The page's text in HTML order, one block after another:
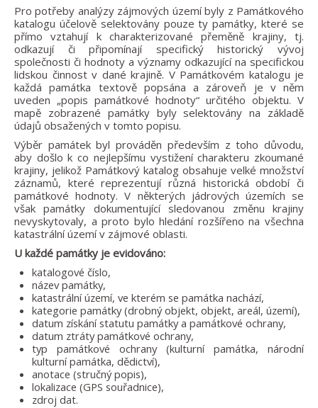
Pro potřeby analýzy zájmových území byly z Památkového
katalogu účelově selektovány pouze ty památky, které se
přímo vztahují k charakterizované přeměně krajiny, tj.
odkazují či připomínají specifický historický vývoj
společnosti či hodnoty a významy odkazující na specifickou
lidskou činnost v dané krajině. V Památkovém katalogu je
každá památka textově popsána a zároveň je v něm
uveden „popis památkové hodnoty“ určitého objektu. V
mapě zobrazené památky byly selektovány na základě
údajů obsažených v tomto popisu.
Výběr památek byl prováděn především z toho důvodu,
aby došlo k co nejlepšímu vystižení charakteru zkoumané
krajiny, jelikož Památkový katalog obsahuje velké množství
záznamů, které reprezentují různá historická období či
památkové hodnoty. V některých jádrových územích se
však památky dokumentující sledovanou změnu krajiny
nevyskytovaly, a proto bylo hledání rozšířeno na všechna
katastrální území v zájmové oblasti.
U každé památky je evidováno:
katalogové číslo,
název památky,
katastrální území, ve kterém se památka nachází,
kategorie památky (drobný objekt, objekt, areál, území),
datum získání statutu památky a památkové ochrany,
datum ztráty památkové ochrany,
typ památkové ochrany (kulturní památka, národní
kulturní památka, dědictví),
anotace (stručný popis),
lokalizace (GPS souřadnice),
zdroj dat.